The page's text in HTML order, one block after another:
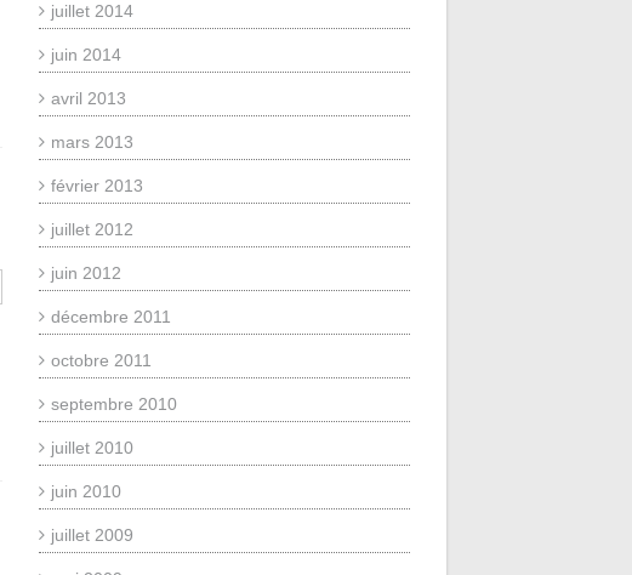
juillet 2014
juin 2014
avril 2013
mars 2013
février 2013
juillet 2012
juin 2012
décembre 2011
octobre 2011
septembre 2010
juillet 2010
juin 2010
juillet 2009